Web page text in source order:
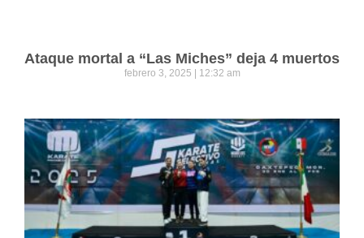
Ataque mortal a “Las Miches” deja 4 muertos
febrero 3, 2025 12:32 am